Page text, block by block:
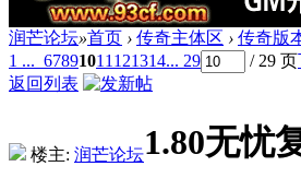
润芒论坛»首页 › 传奇主体区 › 传奇版
1 ... 67891011 121314... 29 / 29 页
返回列表
楼主: 润芒论坛1.80无忧